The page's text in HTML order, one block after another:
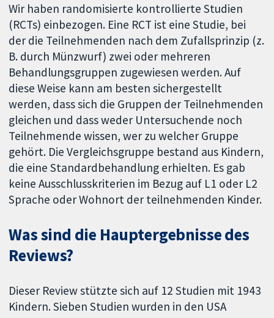
Wir haben randomisierte kontrollierte Studien
(RCTs) einbezogen. Eine RCT ist eine Studie, bei
der die Teilnehmenden nach dem Zufallsprinzip (z.
B. durch Münzwurf) zwei oder mehreren
Behandlungsgruppen zugewiesen werden. Auf
diese Weise kann am besten sichergestellt
werden, dass sich die Gruppen der Teilnehmenden
gleichen und dass weder Untersuchende noch
Teilnehmende wissen, wer zu welcher Gruppe
gehört. Die Vergleichsgruppe bestand aus Kindern,
die eine Standardbehandlung erhielten. Es gab
keine Ausschlusskriterien im Bezug auf L1 oder L2
Sprache oder Wohnort der teilnehmenden Kinder.
Was sind die Hauptergebnisse des
Reviews?
Dieser Review stützte sich auf 12 Studien mit 1943
Kindern. Sieben Studien wurden in den USA